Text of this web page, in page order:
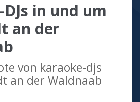
in und um
an der
von karaoke-djs
an der Waldnaab